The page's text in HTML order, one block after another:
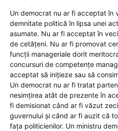
Un democrat nu ar fi acceptat în
demnitate politică în lipsa unei
asumate. Nu ar fi acceptat în
de cetățeni. Nu ar fi promovat
funcții manageriale dorit
concursuri de competențe
acceptat să inițieze sau să
Un democrat nu ar fi tratat
nesimțirea atât de prezente în
fi demisionat când ar fi văzut
guvernului și când ar fi auzit că
fața politicienilor. Un ministru